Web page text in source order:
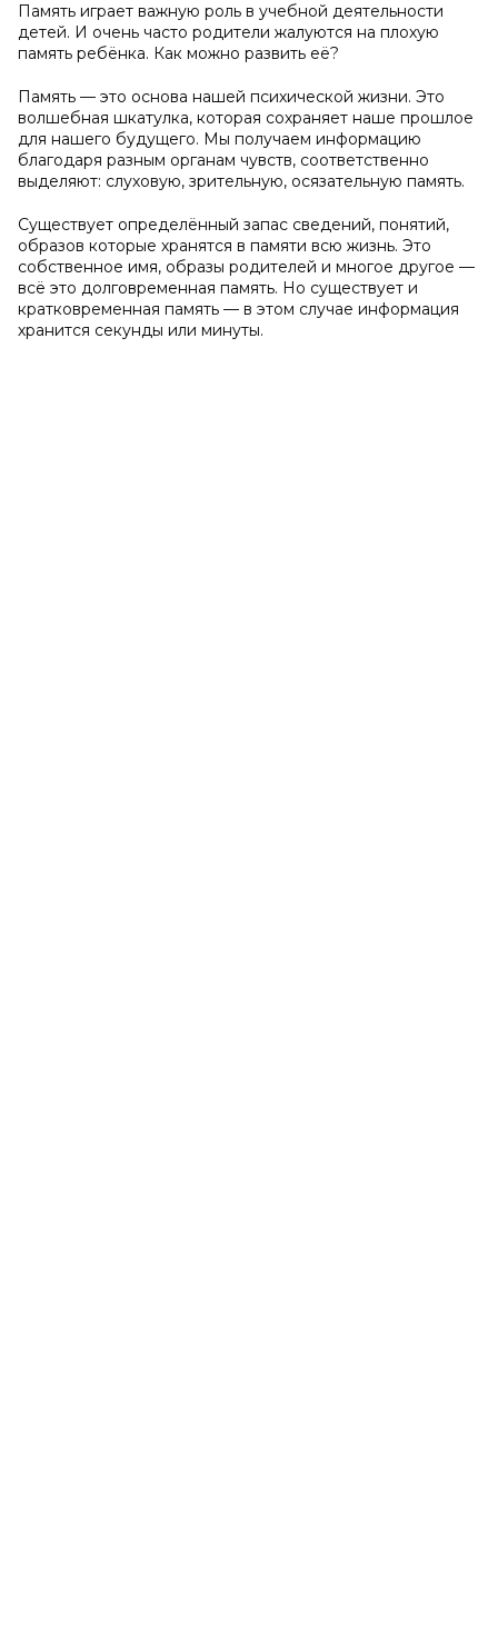
Память играет важную роль в учебной деятельности
детей. И очень часто родители жалуются на плохую
память ребёнка. Как можно развить её?
Память — это основа нашей психической жизни. Это
волшебная шкатулка, которая сохраняет наше прошлое
для нашего будущего. Мы получаем информацию
благодаря разным органам чувств, соответственно
выделяют: слуховую, зрительную, осязательную память.
Существует определённый запас сведений, понятий,
образов которые хранятся в памяти всю жизнь. Это
собственное имя, образы родителей и многое другое —
всё это долговременная память. Но существует и
кратковременная память — в этом случае информация
хранится секунды или минуты.